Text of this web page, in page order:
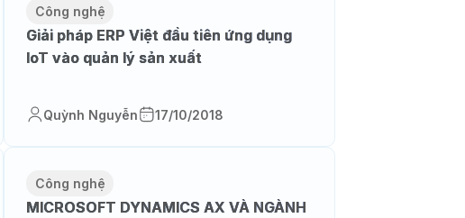
Công nghệ
Giải pháp ERP Việt đầu tiên ứng dụng
IoT vào quản lý sản xuất
Quỳnh Nguyễn 17/10/2018
Công nghệ
MICROSOFT DYNAMICS AX VÀ NGÀNH